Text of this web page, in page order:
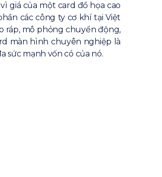
giá của một card đồ họa cao
các công ty cơ khí tại Việt
ráp, mô phỏng chuyển động,
màn hình chuyên nghiệp là
sức mạnh vốn có của nó.